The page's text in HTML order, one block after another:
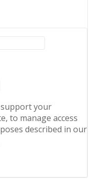
your
to manage access
described in our